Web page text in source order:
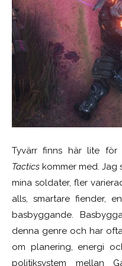
Tyvärr finns här lite
Tactics kommer med. Jag
mina soldater, fler
alls, smartare fiender,
basbyggande.
denna genre och har
om planering, energi
politiksystem mellan